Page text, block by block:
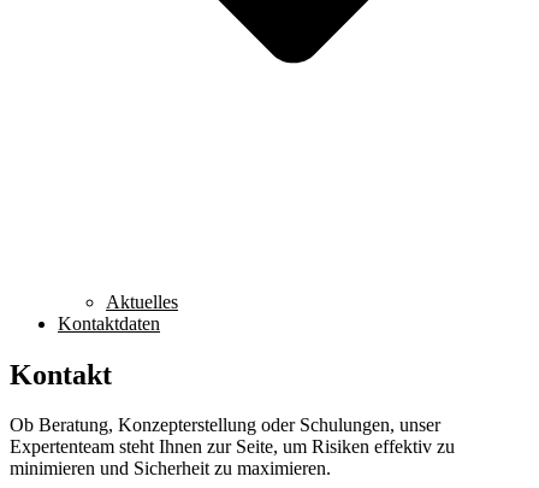
Aktuelles
Kontaktdaten
Kontakt
Ob Beratung, Konzepterstellung oder Schulungen, unser
Expertenteam steht Ihnen zur Seite, um Risiken effektiv zu
minimieren und Sicherheit zu maximieren.